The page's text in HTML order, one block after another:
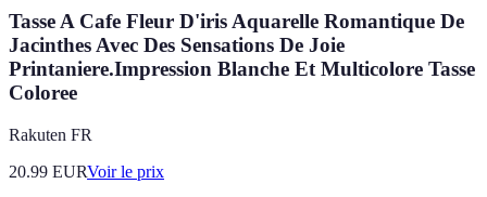
Tasse A Cafe Fleur D'iris Aquarelle Romantique De
Jacinthes Avec Des Sensations De Joie
Printaniere.Impression Blanche Et Multicolore Tasse
Coloree
Rakuten FR
20.99 EURVoir le prix